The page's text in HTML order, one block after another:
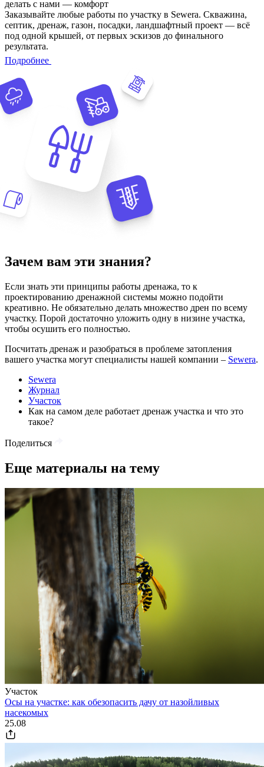
делать с нами — комфорт
Заказывайте любые работы по участку в Sewera. Скважина,
септик, дренаж, газон, посадки, ландшафтный проект — всё
под одной крышей, от первых эскизов до финального
результата.
Подробнее
Зачем вам эти знания?
Если знать эти принципы работы дренажа, то к
проектированию дренажной системы можно подойти
креативно. Не обязательно делать множество дрен по всему
участку. Порой достаточно уложить одну в низине участка,
чтобы осушить его полностью.
Посчитать дренаж и разобраться в проблеме затопления
вашего участка могут специалисты нашей компании – Sewera.
Sewera
Журнал
Участок
Как на самом деле работает дренаж участка и что это
такое?
Поделиться
Еще материалы на тему
Участок
Осы на участке: как обезопасить дачу от назойливых
насекомых
25.08